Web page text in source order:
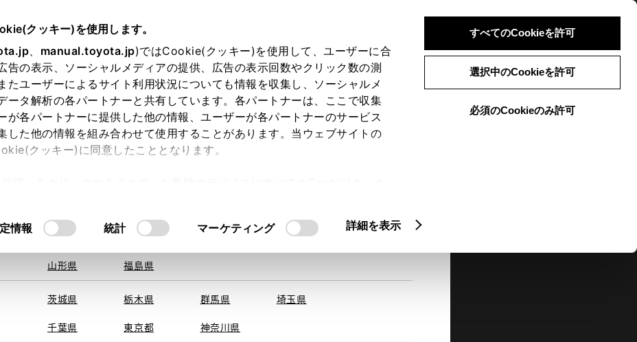
クッキー)を使用します。
、 manual.toyota.jp)ではCookie(クッキー)を使用して、ユーザーに合
告の表示、ソーシャルメディアの提供、広告の表示回数やクリック数の測
たユーザーによるサイト利用状況についても情報を収集し、ソーシャルメ
ータ解析の各パートナーと共有しています。各パートナーは、ここで収集
が各パートナーに提供した他の情報、ユーザーが各パートナーのサービス
した他の情報を組み合わせて使用することがあります。当ウェブサイトの
クッキー)に同意したこととなります。
情報 統計 マーケティング 詳細を表示
すべてのCookieを許可
選択中のCookieを許可
必須のCookieのみ許可
ログイン 検索 メニュー
を取得できませんでした。
る地域・都道府県をお選びください。
旭川 釧路 札幌
青森県 岩手県 宮城県 秋田県
山形県 福島県
茨城県 栃木県 群馬県 埼玉県
千葉県 東京都 神奈川県
メニュー
買い方 オンライン購入 お気に入り
申し訳ございません。
何らかの問題が発生しました。
恐れ入りますが、しばらく経ってから再度、お試し下さい。